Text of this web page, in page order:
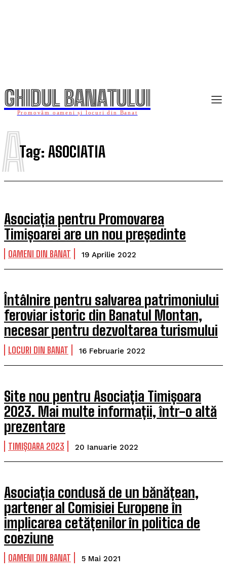
GHIDUL BANATULUI
Promovăm oameni și locuri din Banat
Tag: ASOCIATIA
A
Asociația pentru Promovarea
Timișoarei are un nou președinte
OAMENI DIN BANAT 19 Aprilie 2022
Întâlnire pentru salvarea patrimoniului
feroviar istoric din Banatul Montan,
necesar pentru dezvoltarea turismului
LOCURI DIN BANAT 16 Februarie 2022
Site nou pentru Asociația Timișoara
2023. Mai multe informații, într-o altă
prezentare
TIMIȘOARA 2023 20 Ianuarie 2022
Asociația condusă de un bănățean,
partener al Comisiei Europene în
implicarea cetățenilor în politica de
coeziune
OAMENI DIN BANAT 5 Mai 2021